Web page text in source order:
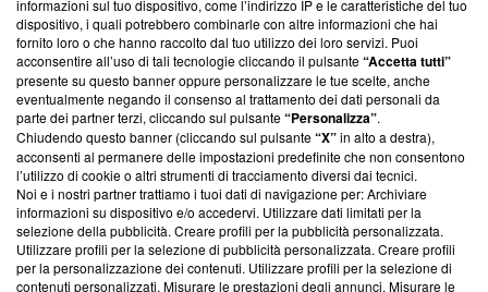
‘Trust Project - News with Integrity’Blasting News non è
ancora membro del programma, ma ha richiesto di farne
parte; Trust Project non ha ancora effettuato una verifica di
conformità agli standard.
Su di noi
Team editoriale
Corporate
Redazione
Informativa Privacy
informazioni sul tuo dispositivo, come l’indirizzo IP e le caratteristiche del tuo
dispositivo, i quali potrebbero combinarle con altre informazioni che hai
fornito loro o che hanno raccolto dal tuo utilizzo dei loro servizi. Puoi
acconsentire all’uso di tali tecnologie cliccando il pulsante“Accetta tutti”
presente su questo banner oppure personalizzare le tue scelte, anche
eventualmente negando il consenso al trattamento dei dati personali da
parte dei partner terzi, cliccando sul pulsante“Personalizza”.
Chiudendo questo banner (cliccando sul pulsante“X”in alto a destra),
acconsenti al permanere delle impostazioni predefinite che non consentono
l’utilizzo di cookie o altri strumenti di tracciamento diversi dai tecnici.
Noi e i nostri partner trattiamo i tuoi dati di navigazione per: Archiviare
informazioni su dispositivo e/o accedervi. Utilizzare dati limitati per la
selezione della pubblicità. Creare profili per la pubblicità personalizzata.
Utilizzare profili per la selezione di pubblicità personalizzata. Creare profili
per la personalizzazione dei contenuti. Utilizzare profili per la selezione di
contenuti personalizzati. Misurare le prestazioni degli annunci. Misurare le